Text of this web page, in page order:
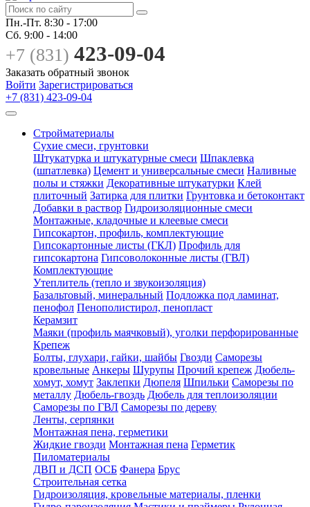
Пн.-Пт. 8:30 - 17:00
Сб. 9:00 - 14:00
+7 (831) 423-09-04
Заказать обратный звонок
Войти Зарегистрироваться
+7 (831) 423-09-04
Стройматериалы
Сухие смеси, грунтовки
Штукатурка и штукатурные смеси Шпаклевка
(шпатлевка) Цемент и универсальные смеси Наливные
полы и стяжки Декоративные штукатурки Клей
плиточный Затирка для плитки Грунтовка и бетоконтакт
Добавки в раствор Гидроизоляционные смеси
Монтажные, кладочные и клеевые смеси
Гипсокартон, профиль, комплектующие
Гипсокартонные листы (ГКЛ) Профиль для
гипсокартона Гипсоволоконные листы (ГВЛ)
Комплектующие
Утеплитель (тепло и звукоизоляция)
Базальтовый, минеральный Подложка под ламинат,
пенофол Пенополистирол, пенопласт
Керамзит
Маяки (профиль маячковый), уголки перфорированные
Крепеж
Болты, глухари, гайки, шайбы Гвозди Саморезы
кровельные Анкеры Шурупы Прочий крепеж Дюбель-
хомут, хомут Заклепки Дюпеля Шпильки Саморезы по
металлу Дюбель-гвоздь Дюбель для теплоизоляции
Саморезы по ГВЛ Саморезы по дереву
Ленты, серпянки
Монтажная пена, герметики
Жидкие гвозди Монтажная пена Герметик
Пиломатериалы
ДВП и ДСП ОСБ Фанера Брус
Строительная сетка
Гидроизоляция, кровельные материалы, пленки